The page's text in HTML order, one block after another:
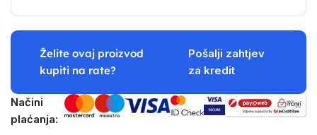
Želite ovaj proizvod
kupiti na rate?
Pošalji zahtjev
za kredit
Načini
plaćanja: